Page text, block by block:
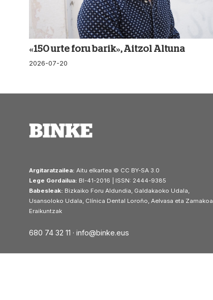
«150 urte foru barik», Aitzol Altuna
2026-07-20
Argitaratzailea: Aitu elkartea © CC BY-SA 3.0
Lege Gordailua: BI-41-2016 | ISSN: 2444-9385
Babesleak: Bizkaiko Foru Aldundia, Galdakaoko Udala,
Usansoloko Udala, Clínica Dental Loroño, Aelvasa eta Zamakoa
Eraikuntzak
680 74 32 11 · info@binke.eus